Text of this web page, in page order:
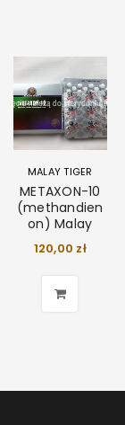
MALAY TIGER
METAXON-10
(methandien
on) Malay
120,00 zł